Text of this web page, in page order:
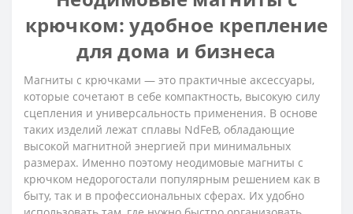
крючком: удобное крепление
для дома и бизнеса
Магниты с крючками — это практичные аксессуары,
которые сочетают в себе компактность, высокую силу
сцепления и универсальность применения. В основе
таких изделий лежат сплавы NdFeB, обладающие
высокой магнитной энергией при минимальных
размерах. Именно поэтому неодимовые магниты с
крючком недорогостали популярным решением как в
быту, так и в профессиональных сферах. Их удобно